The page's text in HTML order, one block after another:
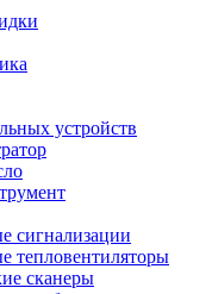
устройств
сигнализации
тепловентиляторы
сканеры